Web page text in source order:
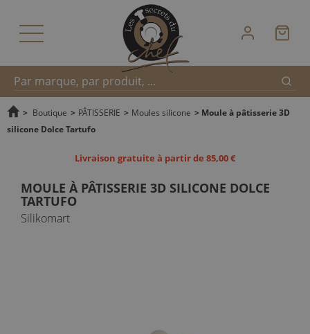
Recherche
> Boutique > PÂTISSERIE > Moules silicone > Moule à pâtisserie 3D
silicone Dolce Tartufo
Livraison gratuite à partir de 85,00 €
MOULE À PÂTISSERIE 3D SILICONE DOLCE
TARTUFO
Silikomart